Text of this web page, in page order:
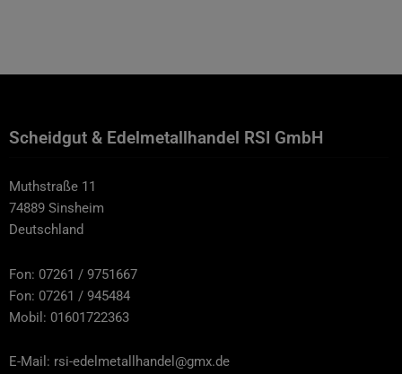
Scheidgut & Edelmetallhandel RSI GmbH
Muthstraße 11
74889 Sinsheim
Deutschland
Fon: 07261 / 9751667
Fon: 07261 / 945484
Mobil: 01601722363
E-Mail: rsi-edelmetallhandel@gmx.de